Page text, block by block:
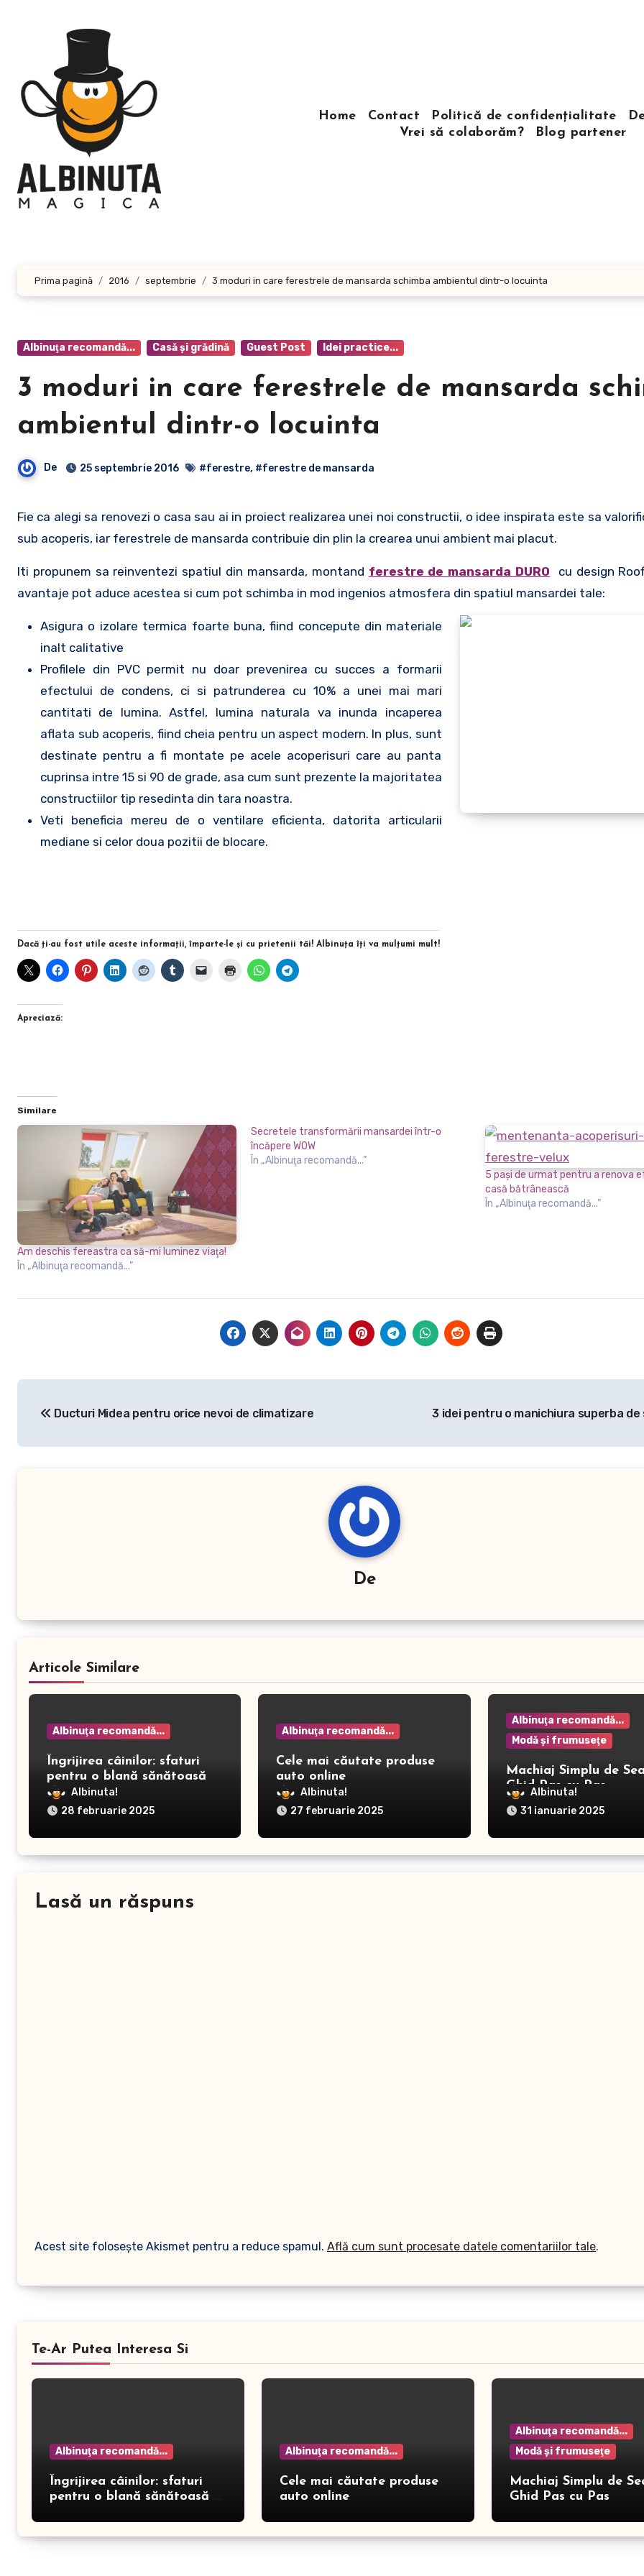
Home Contact Politică de confidențialitate
Vrei să colaborăm?
Blog partener
Prima pagină 2016 septembrie 3 moduri in care ferestrele de mansarda schimba ambientul dintr-o locuinta
Albinuţa recomandă... Casă şi grădină Guest Post Idei practice...
3 moduri in care ferestrele de mansarda
ambientul dintr-o locuinta
De 25 septembrie 2016 #ferestre, #ferestre de mansarda
Fie ca alegi sa renovezi o casa sau ai in proiect realizarea unei noi constructii, o idee inspirata este sa valorifici spatiul de
sub acoperis, iar ferestrele de mansarda contribuie din plin la crearea unui ambient mai placut.
Iti propunem sa reinventezi spatiul din mansarda, montand ferestre de mansarda DURO cu design
avantaje pot aduce acestea si cum pot schimba in mod ingenios atmosfera din spatiul mansardei tale:
Asigura o izolare termica foarte buna, fiind concepute din materiale
inalt calitative
Profilele din PVC permit nu doar prevenirea cu succes a formarii
efectului de condens, ci si patrunderea cu 10% a unei mai mari
cantitati de lumina. Astfel, lumina naturala va inunda incaperea
aflata sub acoperis, fiind cheia pentru un aspect modern. In plus, sunt
destinate pentru a fi montate pe acele acoperisuri care au panta
cuprinsa intre 15 si 90 de grade, asa cum sunt prezente la majoritatea
constructiilor tip resedinta din tara noastra.
Veti beneficia mereu de o ventilare eficienta, datorita articularii
mediane si celor doua pozitii de blocare.
Dacă ţi-au fost utile aceste informaţii, împarte-le şi cu prietenii tăi! Albinuţa îţi va mulţumi mult!
Apreciază:
Similare
Am deschis fereastra ca să-mi luminez viaţa!
În „Albinuţa recomandă...”
Secretele transformării mansardei într-o
încăpere WOW
În „Albinuţa recomandă...”
5 paşi de urmat pentru a renova
casă bătrânească
În „Albinuţa recomandă...”
articole
Ducturi Midea pentru orice nevoi de climatizare 3 idei pentru o manichiura superba
De
Articole Similare
Albinuţa recomandă...
Îngrijirea câinilor: sfaturi
pentru o blană sănătoasă și
prevenirea dermatitei
Albinuta!
28 februarie 2025
Albinuţa recomandă...
Cele mai căutate produse
auto online
Albinuta!
27 februarie 2025
Albinuţa recomandă...
Modă şi frumuseţe
Machiaj Simplu de
Ghid Pas cu Pas
Albinuta!
31 ianuarie 2025
Lasă un răspuns
Acest site folosește Akismet pentru a reduce spamul. Află cum sunt procesate datele comentariilor tale.
Te-Ar Putea Interesa Si
Albinuţa recomandă...
Îngrijirea câinilor: sfaturi
pentru o blană sănătoasă și
Albinuţa recomandă...
Cele mai căutate produse
auto online
Albinuţa recomandă...
Modă şi frumuseţe
Machiaj Simplu de
Ghid Pas cu Pas